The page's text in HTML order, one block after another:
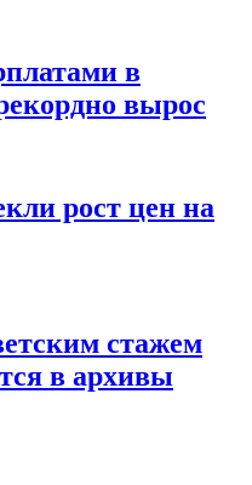
в
вырос
рост цен на
стажем
в архивы